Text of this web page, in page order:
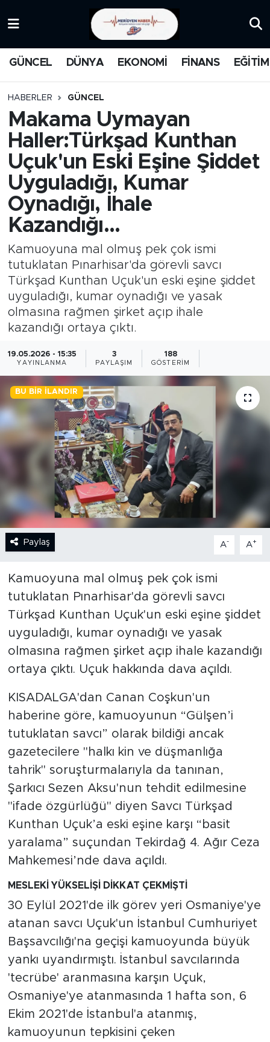
GÜNCEL DÜNYA EKONOMİ FİNANS EĞİTİM
HABERLER GÜNCEL
Makama Uymayan
Haller:Türkşad Kunthan
Uçuk'un Eski Eşine Şiddet
Uyguladığı, Kumar
Oynadığı, İhale
Kazandığı...
Kamuoyuna mal olmuş pek çok ismi
tutuklatan Pınarhisar'da görevli savcı
Türkşad Kunthan Uçuk'un eski eşine şiddet
uyguladığı, kumar oynadığı ve yasak
olmasına rağmen şirket açıp ihale
kazandığı ortaya çıktı.
19.05.2026 - 15:35
YAYINLANMA
3
PAYLAŞIM
188
GÖSTERIM
BU BIR İLANDIR
Paylaş A- A+
Kamuoyuna mal olmuş pek çok ismi
tutuklatan Pınarhisar'da görevli savcı
Türkşad Kunthan Uçuk'un eski eşine şiddet
uyguladığı, kumar oynadığı ve yasak
olmasına rağmen şirket açıp ihale kazandığı
ortaya çıktı. Uçuk hakkında dava açıldı.
KISADALGA'dan Canan Coşkun'un
haberine göre, kamuoyunun “Gülşen’i
tutuklatan savcı” olarak bildiği ancak
gazetecilere "halkı kin ve düşmanlığa
tahrik" soruşturmalarıyla da tanınan,
Şarkıcı Sezen Aksu'nun tehdit edilmesine
"ifade özgürlüğü" diyen Savcı Türkşad
Kunthan Uçuk’a eski eşine karşı “basit
yaralama” suçundan Tekirdağ 4. Ağır Ceza
Mahkemesi’nde dava açıldı.
MESLEKİ YÜKSELİŞİ DİKKAT ÇEKMİŞTİ
30 Eylül 2021'de ilk görev yeri Osmaniye'ye
atanan savcı Uçuk'un İstanbul Cumhuriyet
Başsavcılığı'na geçişi kamuoyunda büyük
yankı uyandırmıştı. İstanbul savcılarında
'tecrübe' aranmasına karşın Uçuk,
Osmaniye'ye atanmasında 1 hafta son, 6
Ekim 2021'de İstanbul'a atanmış,
kamuoyunun tepkisini çeken
MEDYA
FİNANS
DÜNYA
GÜNCEL
KARİKATÜR
BİLİM-TEKNOLOJİ
RÖPÖRTAJ
ANALİZ
NOSTALJİ
KULİS
YAZARLAR
DİNİ
POLİTİKA
EKONOMİ
KÜLTÜR SANAT
YAŞAM
TARİHTEN GÜNÜMÜZE
TARİH
KADIN
SAĞLIK
SİYASET
MEDYA KÖŞESİ
FOTO GALERİ
VİDEOLAR
ALINTI YAZARLAR
SOSYAL MEDYA
Trafik Durumu
Süper Lig Puan Durumu ve Fikstür
Tüm Manşetler
Son Dakika Haberleri
Haber Arşivi